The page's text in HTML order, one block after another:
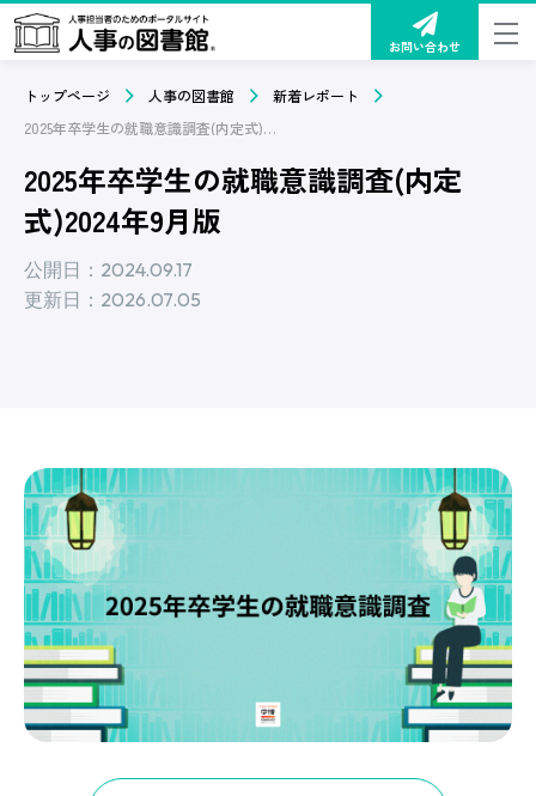
お問い合わせ
トップページ 人事の図書館
新着レポート
2025年卒学生の就職意識調査(内定式)2024年9月版
2025年卒学生の就職意識調査(内定
式)2024年9月版
公開日：2024.09.17
更新日：2026.07.05